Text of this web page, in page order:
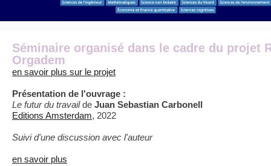
Séminaire organisé dans le cadre du projet
Orgadem
en savoir plus sur le projet
Présentation de l'ouvrage :
Le futur du travailde Juan Sebastian Carbonell
Editions Amsterdam, 2022
Suivi d'une discussion avec l'auteur
en savoir plus